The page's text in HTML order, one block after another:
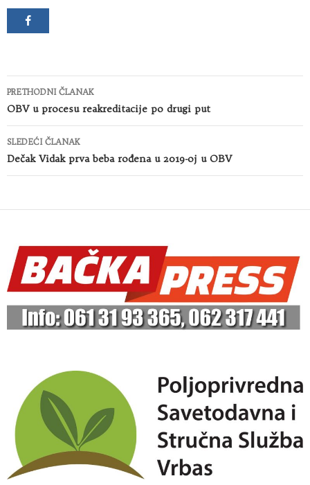
Kretanje
članaka
PRETHODNI ČLANAK
OBV u procesu reakreditacije po drugi put
SLEDEĆI ČLANAK
Dečak Vidak prva beba rođena u 2019-oj u OBV